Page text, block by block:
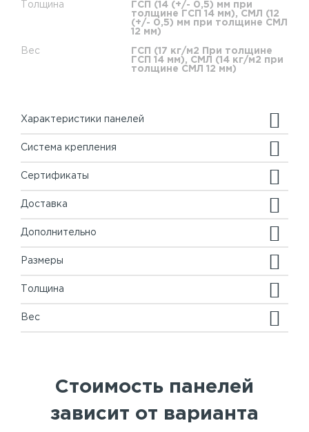
Толщина
ГСП (14 (+/- 0,5) мм при
толщине ГСП 14 мм), СМЛ (12
(+/- 0,5) мм при толщине СМЛ
12 мм)
Вес
ГСП (17 кг/м2 При толщине
ГСП 14 мм), СМЛ (14 кг/м2 при
толщине СМЛ 12 мм)
Характеристики панелей
Система крепления
Сертификаты
Доставка
Дополнительно
Размеры
Толщина
Вес
Стоимость панелей
зависит от варианта